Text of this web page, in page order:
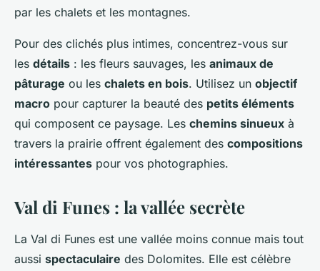
par les chalets et les montagnes.
Pour des clichés plus intimes, concentrez-vous sur
les détails : les fleurs sauvages, les animaux de
pâturage ou les chalets en bois. Utilisez un objectif
macro pour capturer la beauté des petits éléments
qui composent ce paysage. Les chemins sinueux à
travers la prairie offrent également des compositions
intéressantes pour vos photographies.
Val di Funes : la vallée secrète
La Val di Funes est une vallée moins connue mais tout
aussi spectaculaire des Dolomites. Elle est célèbre